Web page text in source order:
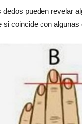
pueden revelar
si coincide con